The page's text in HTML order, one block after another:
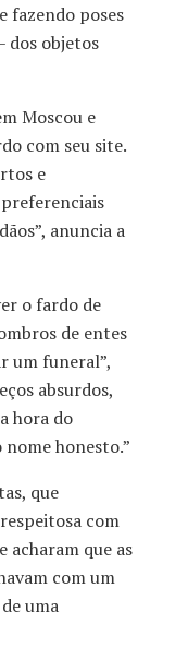
fazendo poses
dos objetos
Moscou e
com seu site.
e
anuncia a
o fardo de
de entes
um funeral”,
absurdos,
hora do
honesto.”
que
com
acharam que as
com um
uma